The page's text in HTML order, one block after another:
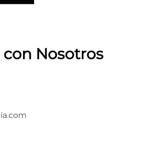
Nosotros